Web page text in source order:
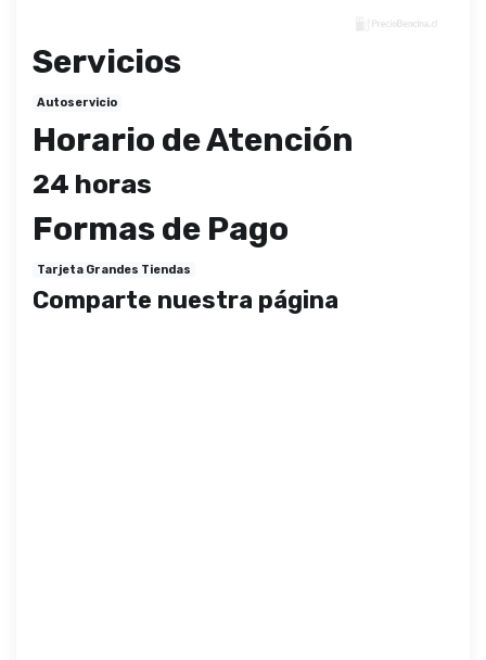
Servicios
Autoservicio
Horario de Atención
24 horas
Formas de Pago
Tarjeta Grandes Tiendas
Comparte nuestra página